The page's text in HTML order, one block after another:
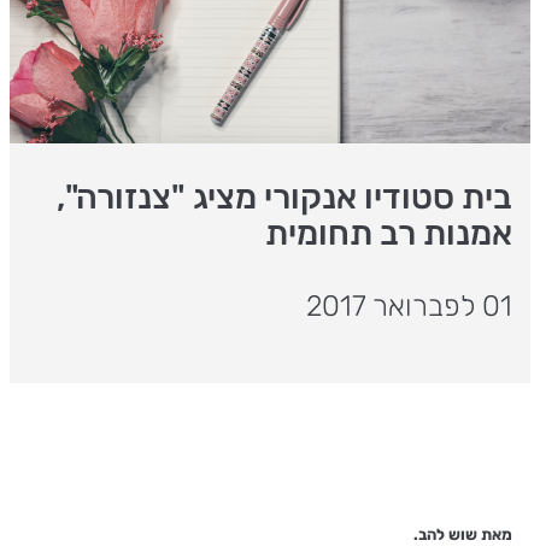
בית סטודיו אנקורי מציג "צנזורה",
אמנות רב תחומית
01 לפברואר 2017
מאת שוש להב.